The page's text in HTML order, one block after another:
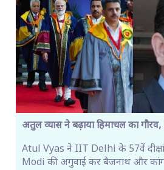
अतुल व्यास ने बढ़ाया हिमाचल का
Atul Vyas ने IIT Delhi के 57वें
Modi की अगुवाई कर बैजनाथ और